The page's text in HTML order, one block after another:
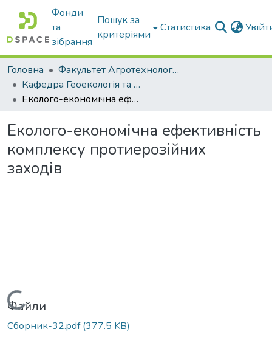
Фонди
та
зібрання
Пошук за
критеріями
Статистика
Головна
Факультет Агротехнологій та екології
Кафедра Геоекологія та землеустрій
Еколого-економічна ефективність комплексу протиерозійних заходів
Еколого-економічна ефективність
комплексу протиерозійних
заходів
Вантажиться...
Файли
Сборник-32.pdf(377.5 KB)